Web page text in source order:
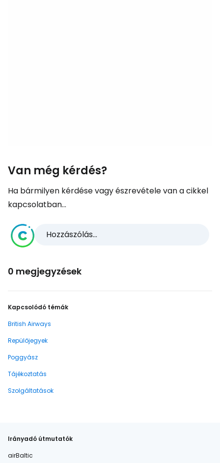
Van még kérdés?
Ha bármilyen kérdése vagy észrevétele van a cikkel
kapcsolatban...
Hozzászólás...
0 megjegyzések
Kapcsolódó témák
British Airways
Repülőjegyek
Poggyász
Tájékoztatás
Szolgáltatások
Irányadó útmutatók
airBaltic